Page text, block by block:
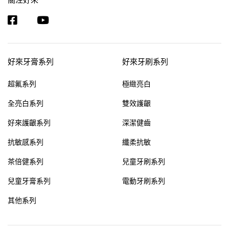
好來牙膏系列
超氟系列
全亮白系列
好來護齦系列
抗敏感系列
茶倍健系列
兒童牙膏系列
其他系列
好來牙刷系列
極緻亮白
雙效護齦
深潔健齒
纖柔抗敏
兒童牙刷系列
電動牙刷系列